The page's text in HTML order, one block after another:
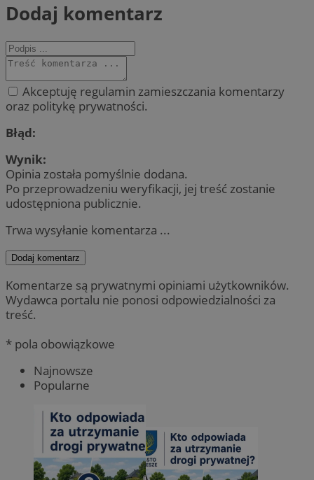
Dodaj komentarz
Akceptuję regulamin zamieszczania komentarzy
oraz politykę prywatności.
Błąd:
Wynik:
Opinia została pomyślnie dodana.
Po przeprowadzeniu weryfikacji, jej treść zostanie
udostępniona publicznie.
Trwa wysyłanie komentarza ...
Dodaj komentarz
Komentarze są prywatnymi opiniami użytkowników.
Wydawca portalu nie ponosi odpowiedzialności za
treść.
* pola obowiązkowe
Najnowsze
Popularne